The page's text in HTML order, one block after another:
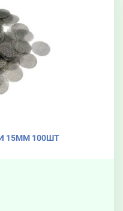
15ММ 100ШТ